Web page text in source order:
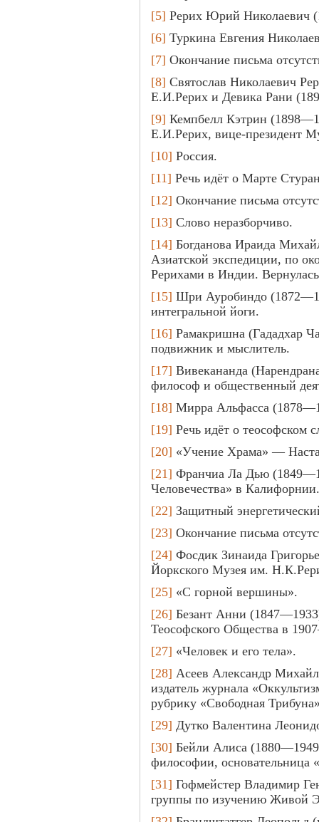
[5] Рерих Юрий Николаевич
[6] Туркина Евгения
[7] Окончание письма
[8] Святослав Николаевич
Е.И.Рерих и Девика Рани
[9] Кемпбелл Кэтрин
Е.И.Рерих, вице-президент
[10] Россия.
[11] Речь идёт о Марте
[12] Окончание письма
[13] Слово неразборчиво.
[14] Богданова Ираида
Азиатской экспедиции, по
Рерихами в Индии.
[15] Шри Ауробиндо
интегральной йоги.
[16] Рамакришна (Гададхар
подвижник и мыслитель.
[17] Вивекананда
философ и общественный
[18] Мирра Альфасса
[19] Речь идёт о теософском
[20] «Учение Храма» —
[21] Франчиа Ла Дью
Человечества» в Калифорнии.
[22] Защитный
[23] Окончание письма
[24] Фосдик Зинаида
Йоркского Музея им.
[25] «С горной вершины».
[26] Безант Анни
Теософского Общества в
[27] «Человек и его тела».
[28] Асеев Александр
издатель журнала
рубрику «Свободная
[29] Дутко Валентина
[30] Бейли Алиса
философии, основательница
[31] Гофмейстер Владимир
группы по изучению Живой